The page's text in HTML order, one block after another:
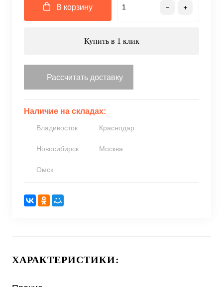
В корзину
Купить в 1 клик
Рассчитать доставку
Наличие на складах:
Владивосток Краснодар
Новосибирск Москва
Омск
ХАРАКТЕРИСТИКИ: